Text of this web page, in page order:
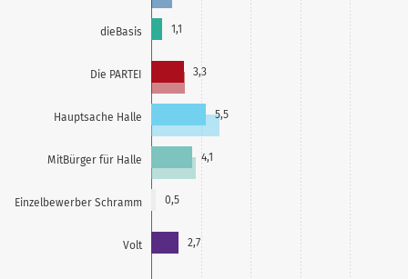
dieBasis
Die PARTEI
Hauptsache Halle
MitBürger für Halle
Einzelbewerber Schramm
Volt
1,1
3,3
5,5
4,1
0,5
2,7